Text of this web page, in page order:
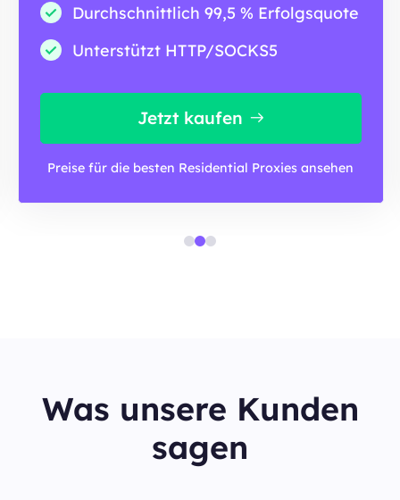
Durchschnittlich 99,5 % Erfolgsquote
Unterstützt HTTP/SOCKS5
Jetzt kaufen
Preise für die besten Residential Proxies ansehen
Was unsere Kunden
sagen